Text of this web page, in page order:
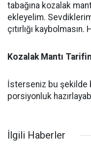
tabağına kozalak
ekleyelim.
çıtırlığı
Kozalak Mantı
İsterseniz bu şekilde
porsiyonluk
İlgili Haberler